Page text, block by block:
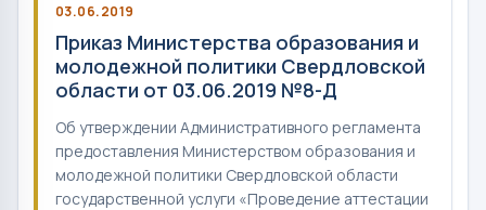
03.06.2019
Приказ Министерства образования и
молодежной политики Свердловской
области от 03.06.2019 №8-Д
Об утверждении Административного регламента
предоставления Министерством образования и
молодежной политики Свердловской области
государственной услуги «Проведение аттестации